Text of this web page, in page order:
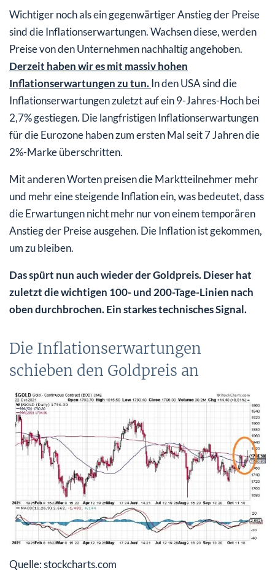
Wichtiger noch als ein gegenwärtiger Anstieg der Preise
sind die Inflationserwartungen. Wachsen diese, werden
Preise von den Unternehmen nachhaltig angehoben.
Derzeit haben wir es mit massiv hohen
Inflationserwartungen zu tun.In den USA sind die
Inflationserwartungen zuletzt auf ein 9-Jahres-Hoch bei
2,7% gestiegen. Die langfristigen Inflationserwartungen
für die Eurozone haben zum ersten Mal seit 7 Jahren die
2%-Marke überschritten.
Mit anderen Worten preisen die Marktteilnehmer mehr
und mehr eine steigende Inflation ein, was bedeutet, dass
die Erwartungen nicht mehr nur von einem temporären
Anstieg der Preise ausgehen. Die Inflation ist gekommen,
um zu bleiben.
Das spürt nun auch wieder der Goldpreis. Dieser hat
zuletzt die wichtigen 100- und 200-Tage-Linien nach
oben durchbrochen. Ein starkes technisches Signal.
Die Inflationserwartungen
schieben den Goldpreis an
Quelle: stockcharts.com